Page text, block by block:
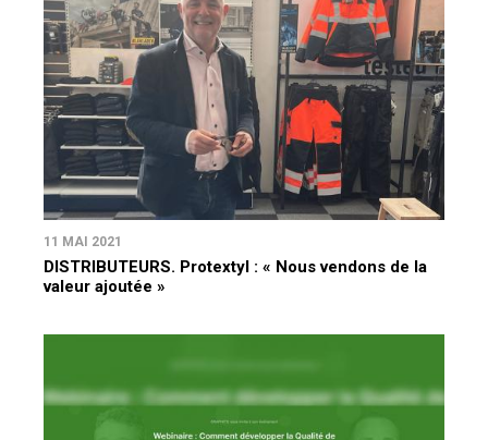
11 MAI 2021
DISTRIBUTEURS. Protextyl : « Nous vendons de la
valeur ajoutée »